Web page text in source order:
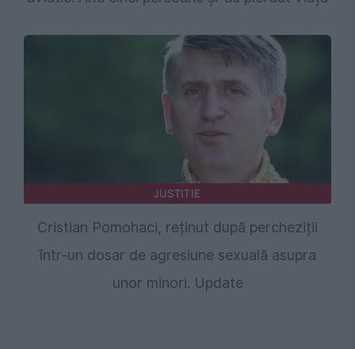
JUSTITIE
Cristian Pomohaci, reținut după percheziții
într-un dosar de agresiune sexuală asupra
unor minori. Update